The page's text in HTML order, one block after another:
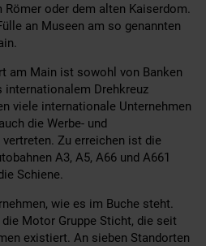
oder dem alten Kaiserdom.
an Museen am so genannten
am Main ist sowohl von Banken
internationalem Drehkreuz
viele internationale Unternehmen
die Werbe- und
Zu erreichen ist die
A3, A5, A66 und A661
Schiene.
wie es im Buche steht.
Motor Gruppe Sticht, die seit
existiert. An sieben Standorten